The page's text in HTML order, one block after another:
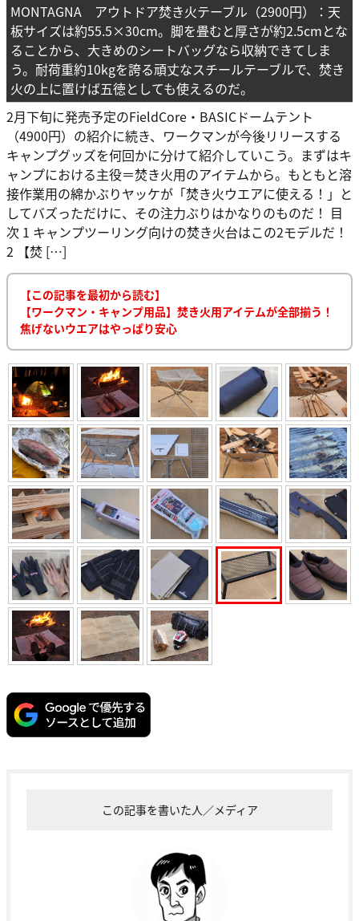
MONTAGNA アウトドア焚き火テーブル（2900円）：天
板サイズは約55.5×30cm。脚を畳むと厚さが約2.5cmとな
ることから、大きめのシートバッグなら収納できてしま
う。耐荷重約10kgを誇る頑丈なスチールテーブルで、焚き
火の上に置けば五徳としても使えるのだ。
2月下旬に発売予定のFieldCore・BASICドームテント
（4900円）の紹介に続き、ワークマンが今後リリースする
キャンプグッズを何回かに分けて紹介していこう。まずはキ
ャンプにおける主役＝焚き火用のアイテムから。もともと溶
接作業用の綿かぶりヤッケが「焚き火ウエアに使える！」と
してバズっただけに、その注力ぶりはかなりのものだ！ 目
次 1 キャンプツーリング向けの焚き火台はこの2モデルだ！
2 【焚 […]
【この記事を最初から読む】
【ワークマン・キャンプ用品】焚き火用アイテムが全部揃う！
焦げないウエアはやっぱり安心
この記事を書いた人／メディア